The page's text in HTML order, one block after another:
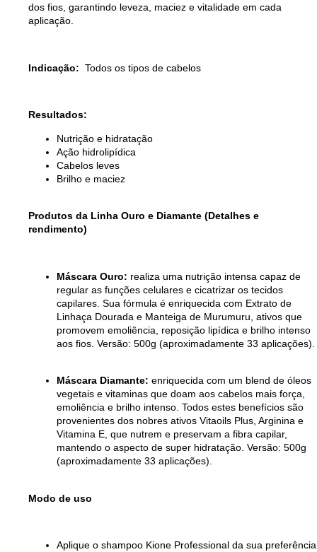
dos fios, garantindo leveza, maciez e vitalidade em cada
aplicação.
Indicação: Todos os tipos de cabelos
Resultados:
Nutrição e hidratação
Ação hidrolipídica
Cabelos leves
Brilho e maciez
Produtos da Linha Ouro e Diamante (Detalhes e
rendimento)
Máscara Ouro: realiza uma nutrição intensa capaz de
regular as funções celulares e cicatrizar os tecidos
capilares. Sua fórmula é enriquecida com Extrato de
Linhaça Dourada e Manteiga de Murumuru, ativos que
promovem emoliência, reposição lipídica e brilho intenso
aos fios. Versão: 500g (aproximadamente 33 aplicações).
Máscara Diamante: enriquecida com um blend de óleos
vegetais e vitaminas que doam aos cabelos mais força,
emoliência e brilho intenso. Todos estes benefícios são
provenientes dos nobres ativos Vitaoils Plus, Arginina e
Vitamina E, que nutrem e preservam a fibra capilar,
mantendo o aspecto de super hidratação. Versão: 500g
(aproximadamente 33 aplicações).
Modo de uso
Aplique o shampoo Kione Professional da sua preferência